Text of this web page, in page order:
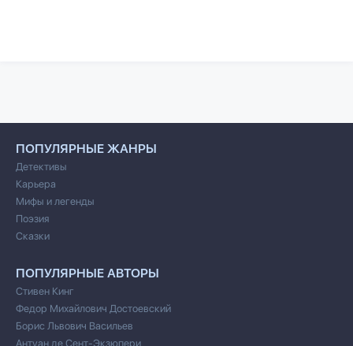
ПОПУЛЯРНЫЕ ЖАНРЫ
Детективы
Карьера
Мифы и легенды
Поэзия
Сказки
ПОПУЛЯРНЫЕ АВТОРЫ
Стивен Кинг
Федор Михайлович Достоевский
Борис Львович Васильев
Антуан де Сент-Экзюпери